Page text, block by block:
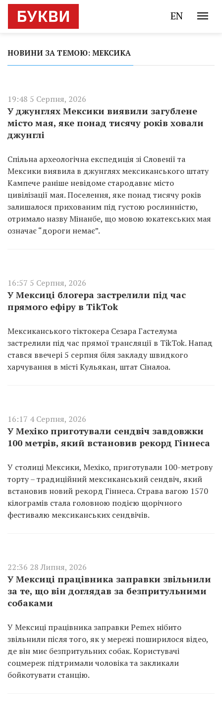
EN
НОВИНИ ЗА ТЕМОЮ: МЕКСИКА
19:48 5 Серпня, 2026
У джунглях Мексики виявили загублене
місто мая, яке понад тисячу років ховали
джунглі
Спільна археологічна експедиція зі Словенії та
Мексики виявила в джунглях мексиканського штату
Кампече раніше невідоме стародавнє місто
цивілізації мая. Поселення, яке понад тисячу років
залишалося прихованим під густою рослинністю,
отримало назву Мінанбе, що мовою юкатекських мая
означає “дороги немає”.
16:57 5 Серпня, 2026
У Мексиці блогера застрелили під час
прямого ефіру в TikTok
Мексиканського тіктокера Сезара Гастелума
застрелили під час прямої трансляції в TikTok. Напад
стався ввечері 5 серпня біля закладу швидкого
харчування в місті Кульякан, штат Сіналоа.
16:17 4 Серпня, 2026
У Мехіко приготували сендвіч завдовжки
100 метрів, який встановив рекорд Гіннеса
У столиці Мексики, Мехіко, приготували 100-метрову
торту – традиційний мексиканський сендвіч, який
встановив новий рекорд Гіннеса. Страва вагою 1570
кілограмів стала головною подією щорічного
фестивалю мексиканських сендвічів.
22:36 28 Липня, 2026
У Мексиці працівника заправки звільнили
за те, що він доглядав за безпритульними
собаками
У Мексиці працівника заправки Pemex нібито
звільнили після того, як у мережі поширилося відео,
де він миє безпритульних собак. Користувачі
соцмереж підтримали чоловіка та закликали
бойкотувати станцію.